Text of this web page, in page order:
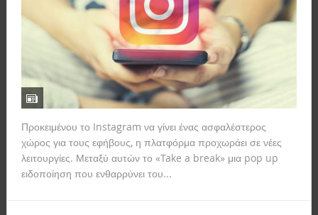
Προκειμένου το Instagram να γίνει ένας ασφαλέστερος
χώρος για τους εφήβους, η πλατφόρμα προχωράει σε νέες
λειτουργίες. Μεταξύ αυτών το «Take a break» μια pop up
ειδοποίηση που ενθαρρύνει του...